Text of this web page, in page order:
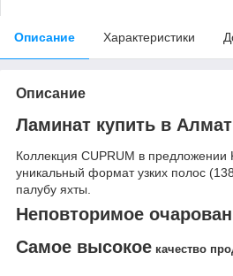
Описание Характеристики
Описание
Ламинат купить в
Коллекция CUPRUM в предложении
уникальный формат узких полос
палубу яхты.
Неповторимое
Самое высокое качество